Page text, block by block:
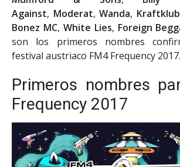
Against, Moderat,Wanda, Kraftklub
Bonez MC, White Lies, Foreign
son los primeros nombres
festival austriaco FM4 Frequency 2017.
Primeros nombres
Frequency 2017